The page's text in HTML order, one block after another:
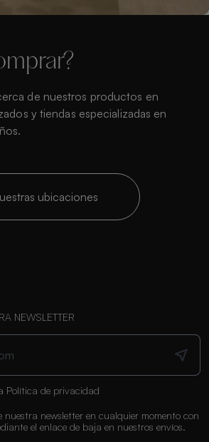
de nuestros productos en
y tiendas especializadas en
ubicaciones
NEWSLETTER
Política de privacidad
nuestra newsletter en cualquier momento con
el enlace de baja en nuestros envíos.